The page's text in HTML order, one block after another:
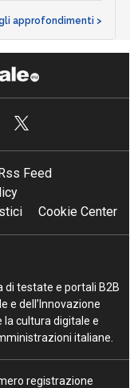
approfondimenti >
Feed
Cookie Center
di testate e portali B2B
e dell’Innovazione
la cultura digitale e
italiane.
registrazione